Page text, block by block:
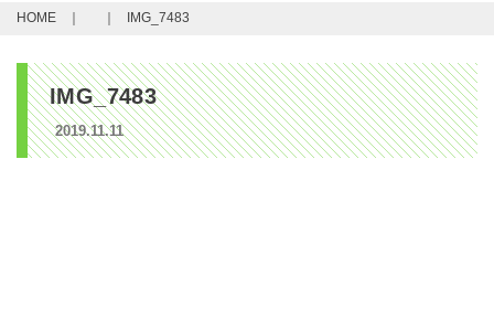
HOME IMG_7483
IMG_7483
2019.11.11